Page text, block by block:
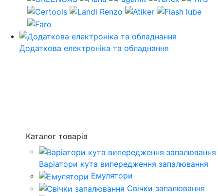
Додаткова електроніка та обладнання
Каталог товарів
Варіатори кута випередження запалювання
Емулятори
Свічки запалювання